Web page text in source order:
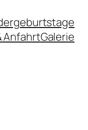
AnfahrtGalerie